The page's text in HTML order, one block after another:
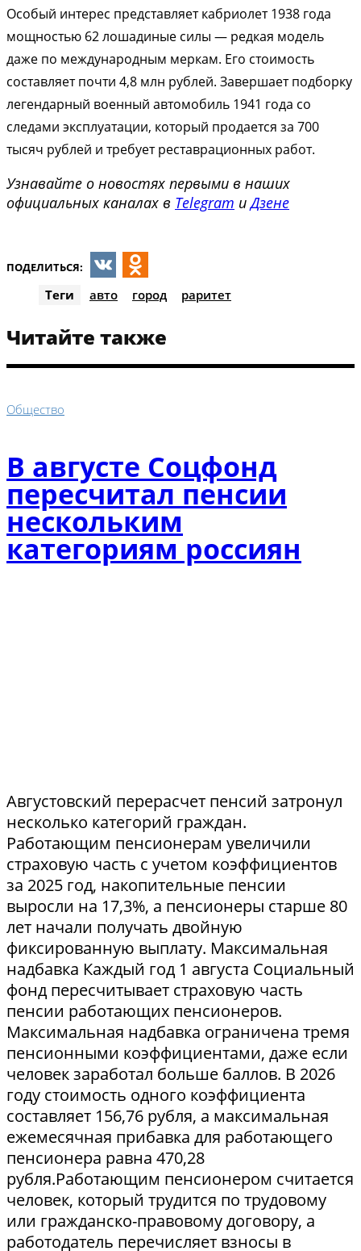
Особый интерес представляет кабриолет 1938 года
мощностью 62 лошадиные силы — редкая модель
даже по международным меркам. Его стоимость
составляет почти 4,8 млн рублей. Завершает подборку
легендарный военный автомобиль 1941 года со
следами эксплуатации, который продается за 700
тысяч рублей и требует реставрационных работ.
Узнавайте о новостях первыми в наших
официальных каналах в Telegram иДзене
ПОДЕЛИТЬСЯ:
VK Odnoklassniki
Теги авто город раритет
Читайте также
Общество
В августе Соцфонд
пересчитал пенсии
нескольким
категориям россиян
Августовский перерасчет пенсий затронул
несколько категорий граждан.
Работающим пенсионерам увеличили
страховую часть с учетом коэффициентов
за 2025 год, накопительные пенсии
выросли на 17,3%, а пенсионеры старше 80
лет начали получать двойную
фиксированную выплату. Максимальная
надбавка Каждый год 1 августа Социальный
фонд пересчитывает страховую часть
пенсии работающих пенсионеров.
Максимальная надбавка ограничена тремя
пенсионными коэффициентами, даже если
человек заработал больше баллов. В 2026
году стоимость одного коэффициента
составляет 156,76 рубля, а максимальная
ежемесячная прибавка для работающего
пенсионера равна 470,28
рубля.Работающим пенсионером считается
человек, который трудится по трудовому
или гражданско-правовому договору, а
работодатель перечисляет взносы в